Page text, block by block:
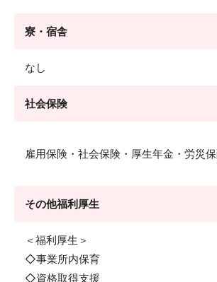
寮・宿舎
なし
社会保険
雇用保険・社会保険・厚生年金・労災
その他福利厚生
＜福利厚生＞
◇事業所内保育
◇資格取得支援